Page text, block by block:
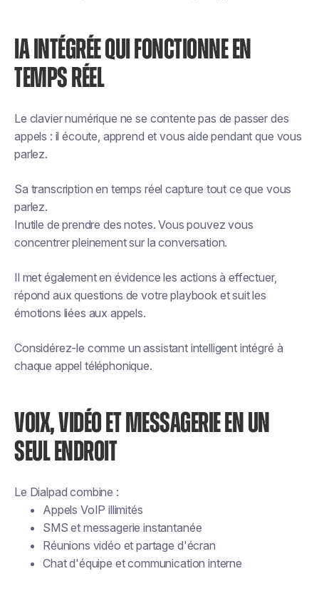
IA INTÉGRÉE QUI FONCTIONNE EN
TEMPS RÉEL
Le clavier numérique ne se contente pas de passer des
appels : il écoute, apprend et vous aide pendant que vous
parlez.
Sa transcription en temps réel capture tout ce que vous
parlez.
Inutile de prendre des notes. Vous pouvez vous
concentrer pleinement sur la conversation.
Il met également en évidence les actions à effectuer,
répond aux questions de votre playbook et suit les
émotions liées aux appels.
Considérez-le comme un assistant intelligent intégré à
chaque appel téléphonique.
VOIX, VIDÉO ET MESSAGERIE EN UN
SEUL ENDROIT
Le Dialpad combine :
Appels VoIP illimités
SMS et messagerie instantanée
Réunions vidéo et partage d'écran
Chat d'équipe et communication interne